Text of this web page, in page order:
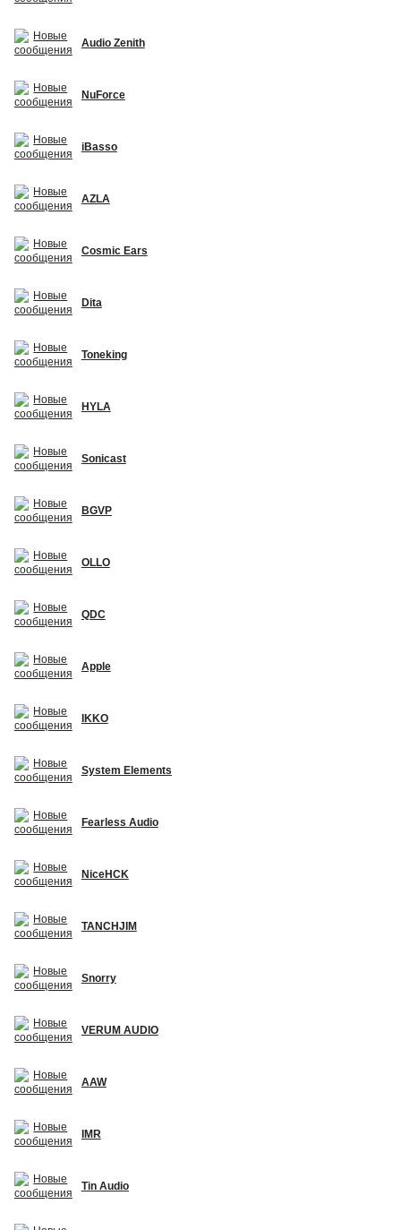
Audio Zenith
NuForce
iBasso
AZLA
Cosmic Ears
Dita
Toneking
HYLA
Sonicast
BGVP
OLLO
QDC
Apple
IKKO
System Elements
Fearless Audio
NiceHCK
TANCHJIM
Snorry
VERUM AUDIO
AAW
IMR
Tin Audio